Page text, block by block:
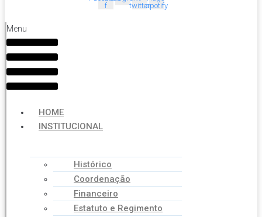
f
twitterspotify
Menu
HOME
INSTITUCIONAL
Histórico
Coordenação
Financeiro
Estatuto e Regimento